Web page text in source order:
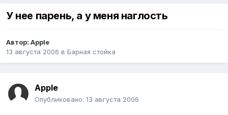
У нее парень, а у меня наглость
Автор: Apple
13 августа 2006 в Барная стойка
Apple
Опубликовано: 13 августа 2006